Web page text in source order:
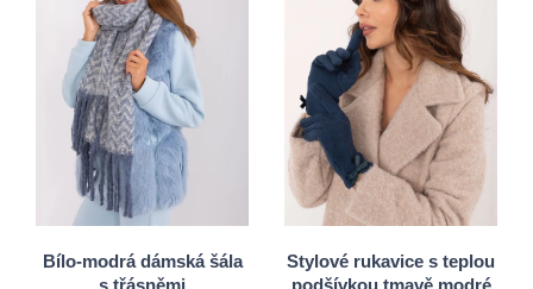
Bílo-modrá dámská šála
s třásněmi
Univerzální
Stylové rukavice s teplou
podšívkou tmavě modré
S/M
L/XL